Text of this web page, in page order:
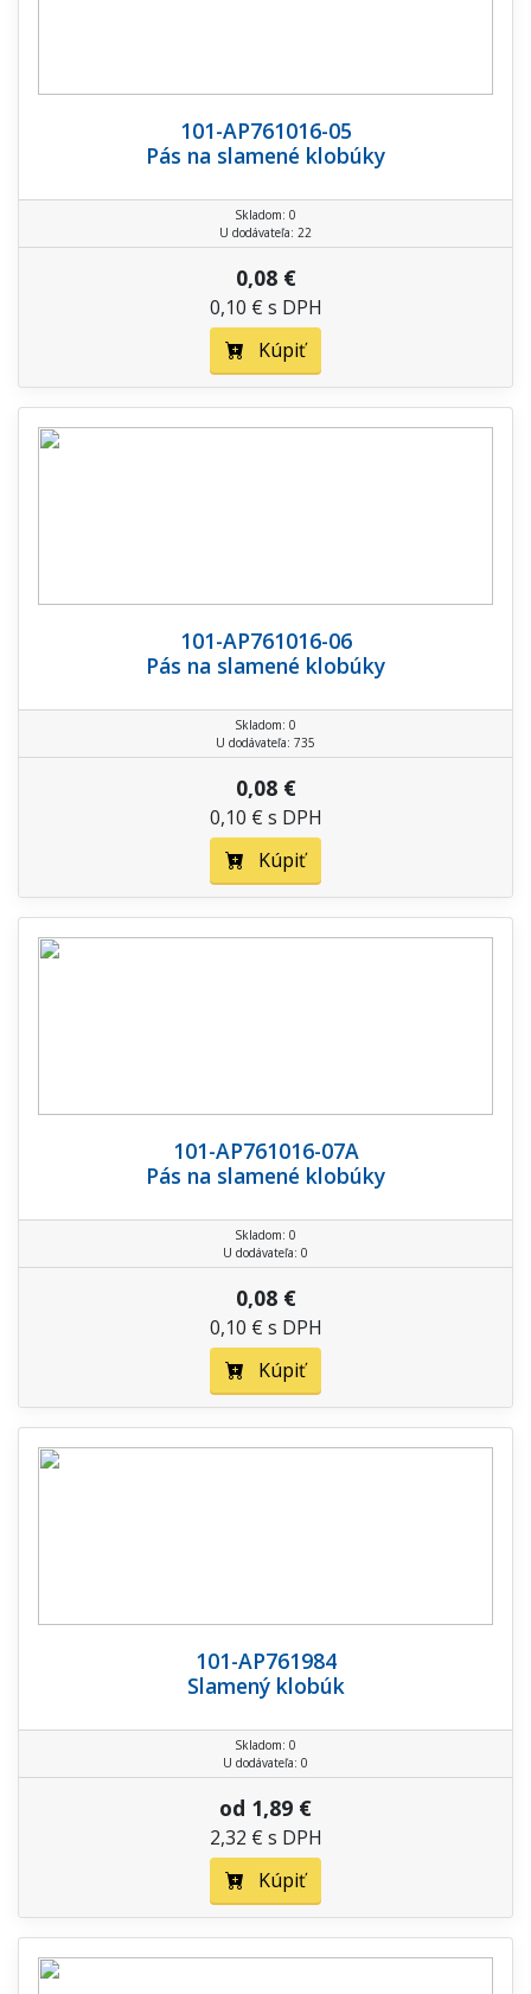
101-AP761016-05
Pás na slamené klobúky
Skladom: 0
U dodávateľa: 22
0,08 €
0,10 € s DPH
Kúpiť
101-AP761016-06
Pás na slamené klobúky
Skladom: 0
U dodávateľa: 735
0,08 €
0,10 € s DPH
Kúpiť
101-AP761016-07A
Pás na slamené klobúky
Skladom: 0
U dodávateľa: 0
0,08 €
0,10 € s DPH
Kúpiť
101-AP761984
Slamený klobúk
Skladom: 0
U dodávateľa: 0
od 1,89 €
2,32 € s DPH
Kúpiť